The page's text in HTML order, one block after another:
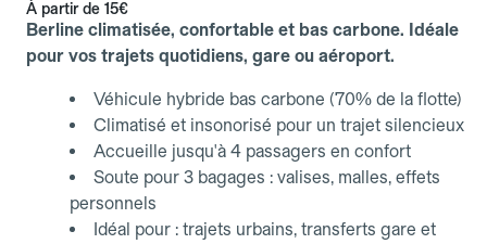
À partir de 15€
Berline climatisée, confortable et bas carbone. Idéale
pour vos trajets quotidiens, gare ou aéroport.
Véhicule hybride bas carbone (70% de la flotte)
Climatisé et insonorisé pour un trajet silencieux
Accueille jusqu'à 4 passagers en confort
Soute pour 3 bagages : valises, malles, effets
personnels
Idéal pour : trajets urbains, transferts gare et